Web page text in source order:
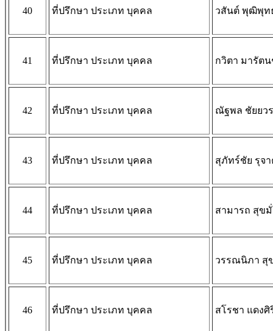
40 ที่ปรึกษา ประเภท บุคคล วสันต์ พุฒิพุท
41 ที่ปรึกษา ประเภท บุคคล กวิตา มารัต
42 ที่ปรึกษา ประเภท บุคคล ณัฐพล ชัยยว
43 ที่ปรึกษา ประเภท บุคคล สุภัทร์ชัย รุจ
44 ที่ปรึกษา ประเภท บุคคล สามารถ สุข
45 ที่ปรึกษา ประเภท บุคคล วรรณนิภา สุ
46 ที่ปรึกษา ประเภท บุคคล สโรชา แดงศิ